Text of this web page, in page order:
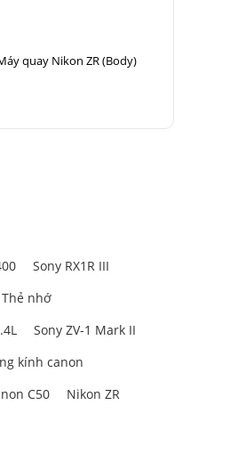
quay Nikon ZR (Body)
Sony RX1R III
Thẻ nhớ
Sony ZV-1 Mark II
kính canon
C50
Nikon ZR